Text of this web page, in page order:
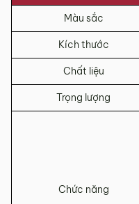
Màu sắc
Kích thước
Chất liệu
Trọng lượng
Chức năng